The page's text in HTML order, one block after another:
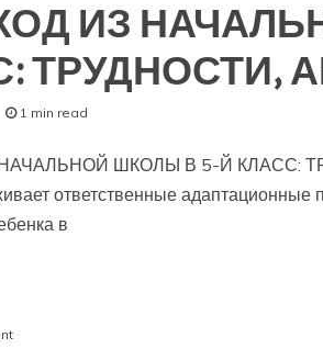
ИЗ
ТРУДНОСТИ,
1 min read
ШКОЛЫ В 5-Й КЛАСС:
ответственные
в
on